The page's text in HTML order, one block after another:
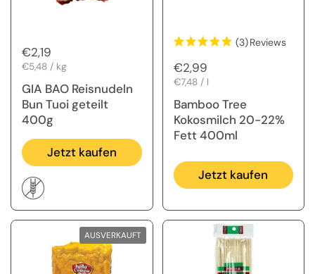
Regulärer Preis
€2,19
Stückpreis
€5,48 / kg
GIA BAO Reisnudeln
Bun Tuoi geteilt
400g
Jetzt kaufen
(3)Reviews
Regulärer Preis
€2,99
Stückpreis
€7,48 / l
Bamboo Tree
Kokosmilch 20-22%
Fett 400ml
Jetzt kaufen
AUSVERKAUFT